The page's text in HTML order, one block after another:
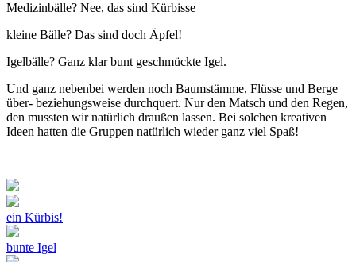
Medizinbälle? Nee, das sind Kürbisse
kleine Bälle? Das sind doch Äpfel!
Igelbälle? Ganz klar bunt geschmückte Igel.
Und ganz nebenbei werden noch Baumstämme, Flüsse und Berge
über- beziehungsweise durchquert. Nur den Matsch und den Regen,
den mussten wir natürlich draußen lassen. Bei solchen kreativen
Ideen hatten die Gruppen natürlich wieder ganz viel Spaß!
ein Kürbis!
bunte Igel